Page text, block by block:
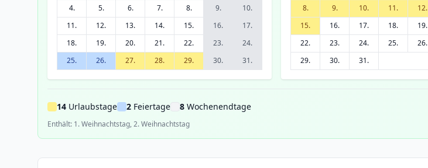
4.
5. 6. 7. 8. 9.
10.
11.
12. 13. 14. 15. 16.
17.
18.
19. 20. 21. 22. 23.
24.
25.
26. 27. 28. 29. 30. 31.
8.
9. 10. 11. 12.
15.
16. 17. 18. 19.
22.
23. 24. 25. 26.
29.
30. 31.
14 Urlaubstage 2 Feiertage 8 Wochenendtage
Enthält: 1. Weihnachtstag, 2. Weihnachtstag